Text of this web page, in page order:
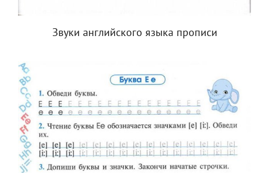
Звуки английского языка прописи